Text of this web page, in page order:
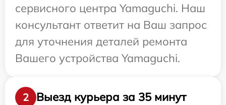
сервисного центра Yamaguchi. Наш
консультант ответит на Ваш запрос
для уточнения деталей ремонта
Вашего устройства Yamaguchi.
2
Выезд курьера за 35 минут